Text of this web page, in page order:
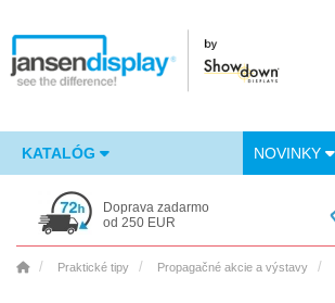
KATALÓG NOVINKY
Doprava zadarmo
od 250 EUR
Praktické tipy Propagačné akcie a výstavy